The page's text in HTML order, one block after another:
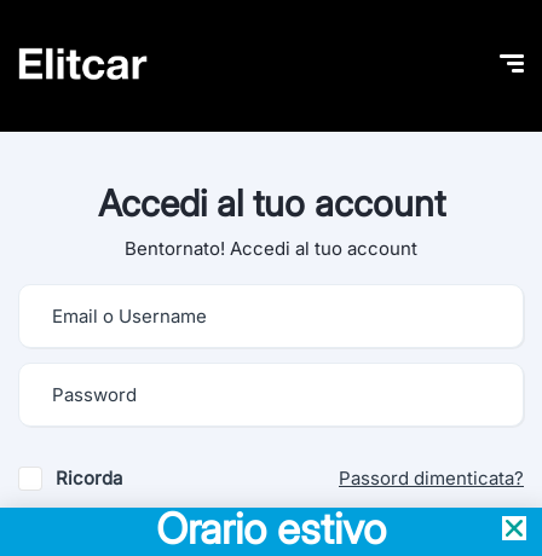
Accedi al tuo account
Bentornato! Accedi al tuo account
Ricorda Passord dimenticata?
Orario estivo